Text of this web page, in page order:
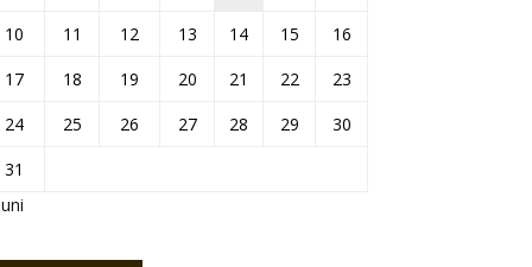
10 11 12 13 14 15
16
17
18 19 20 21 22
23
24
25 26 27 28 29
30
31